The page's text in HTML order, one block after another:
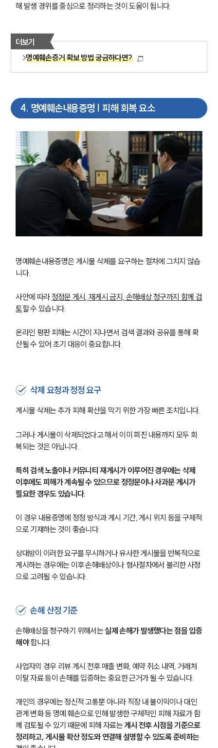
그룹소개
대륜의 강점
오시는 길
글로벌 파트너 로펌
통합검색
AI대륜
형사 주요 업무사례
사례분석/최신동향
형사 법률정보
업무분야
형사그룹 업무
전체
해 발생 경위를 중심으로 정리하는 것이 도움이 됩니다.
더보기
명예훼손증거 확보 방법 궁금하다면?
4. 명예훼손내용증명 | 피해 회복 요소
명예훼손내용증명은 게시물 삭제를 요구하는 절차에 그치지 않습
니다.
사안에 따라 정정문 게시, 재게시 금지, 손해배상 청구까지 함께 검
토할 수 있습니다.
온라인 평판 피해는 시간이 지나면서 검색 결과와 공유를 통해 확
산될 수 있어 초기 대응이 중요합니다.
삭제 요청과 정정 요구
게시물 삭제는 추가 피해 확산을 막기 위한 가장 빠른 조치입니다.
그러나 게시물이 삭제되었다고 해서 이미 퍼진 내용까지 모두 회
복되는 것은 아닙니다.
특히 검색 노출이나 커뮤니티 재게시가 이루어진 경우에는 삭제
이후에도 피해가 계속될 수 있으므로 정정문이나 사과문 게시가
필요한 경우도 있습니다.
이 경우 내용증명에 정정 방식과 게시 기간, 게시 위치 등을 구체적
으로 기재하는 것이 좋습니다.
상대방이 이러한 요구를 무시하거나 유사한 게시물을 반복적으로
게시하는 경우에는 이후 손해배상이나 형사절차에서 불리한 사정
으로 고려될 수 있습니다.
손해 산정 기준
손해배상을 청구하기 위해서는 실제 손해가 발생했다는 점을 입증
해야 합니다.
사업자의 경우 리뷰 게시 전후 매출 변화, 예약 취소 내역, 거래처
이탈 자료 등이 손해를 입증하는 중요한 근거가 될 수 있습니다.
개인의 경우에는 정신적 고통뿐 아니라 직장 내 불이익이나 대인
관계 변화 등 명예 훼손으로 인해 발생한 구체적인 피해 자료가 함
께 검토될 수 있기 때문에 피해 자료는 게시 전후 시점을 기준으로
정리하고, 게시물 확산 정도와 연결해 설명할 수 있도록 준비하는